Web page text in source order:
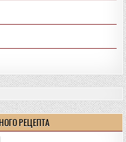
РЕЦЕПТА